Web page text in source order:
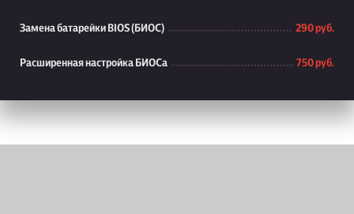
Замена батарейки BIOS (БИОС) 290 руб.
Расширенная настройка БИОСа 750 руб.